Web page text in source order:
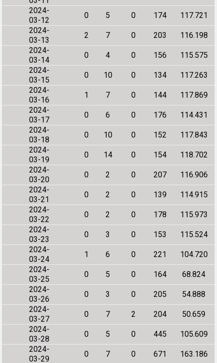
2024-
03-12
0 5 0 174
117.721
2024-
03-13
2 7 0 203
116.198
2024-
03-14
0 4 0 156
115.575
2024-
03-15
0 10 0 134
117.263
2024-
03-16
1 7 0 144
117.869
2024-
03-17
0 6 0 176
114.431
2024-
03-18
0 10 0 152
117.843
2024-
03-19
0 14 0 154
118.702
2024-
03-20
0 2 0 207
116.906
2024-
03-21
0 2 0 139
114.915
2024-
03-22
0 2 0 178
115.973
2024-
03-23
0 3 0 153
115.524
2024-
03-24
1 6 0 221
104.720
2024-
03-25
0 5 0 164
68.824
2024-
03-26
0 3 0 205
54.888
2024-
03-27
0 7 2 204
50.659
2024-
03-28
0 5 0 445
105.609
2024-
03-29
0 7 0 671
163.186